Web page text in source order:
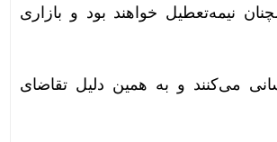
نیمه‌تعطیل خواهند بود و بازاری
می‌کنند و به همین دلیل تقاضای